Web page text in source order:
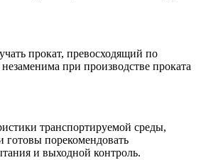
прокат, превосходящий по
при производстве проката
транспортируемой среды,
готовы порекомендовать
и выходной контроль.